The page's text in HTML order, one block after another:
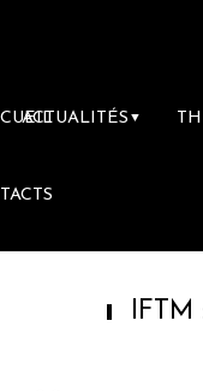
ACTUALITÉS ▼
IFTM :